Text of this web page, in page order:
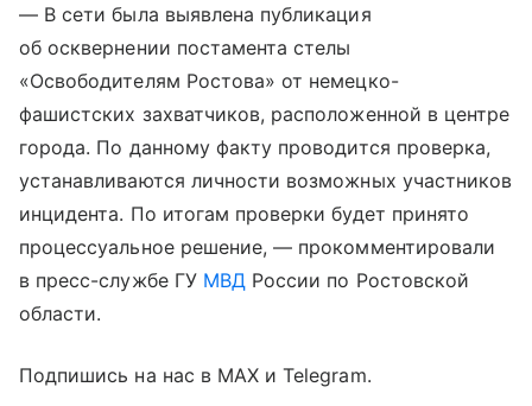
— В сети была выявлена публикация
об осквернении постамента стелы
«Освободителям Ростова» от немецко-
фашистских захватчиков, расположенной в центре
города. По данному факту проводится проверка,
устанавливаются личности возможных участников
инцидента. По итогам проверки будет принято
процессуальное решение, — прокомментировали
в пресс-службе ГУ МВД России по Ростовской
области.
Подпишись на нас в MAX и Telegram.